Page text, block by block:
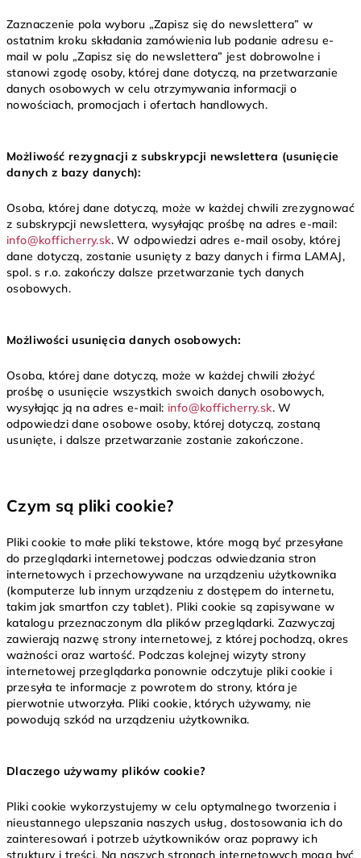
Zaznaczenie pola wyboru „Zapisz się do newslettera” w
ostatnim kroku składania zamówienia lub podanie adresu e-
mail w polu „Zapisz się do newslettera” jest dobrowolne i
stanowi zgodę osoby, której dane dotyczą, na przetwarzanie
danych osobowych w celu otrzymywania informacji o
nowościach, promocjach i ofertach handlowych.
Możliwość rezygnacji z subskrypcji newslettera (usunięcie
danych z bazy danych):
Osoba, której dane dotyczą, może w każdej chwili zrezygnować
z subskrypcji newslettera, wysyłając prośbę na adres e-mail:
info@kofficherry.sk. W odpowiedzi adres e-mail osoby, której
dane dotyczą, zostanie usunięty z bazy danych i firma LAMAJ,
spol. s r.o. zakończy dalsze przetwarzanie tych danych
osobowych.
Możliwości usunięcia danych osobowych:
Osoba, której dane dotyczą, może w każdej chwili złożyć
prośbę o usunięcie wszystkich swoich danych osobowych,
wysyłając ją na adres e-mail: info@kofficherry.sk. W
odpowiedzi dane osobowe osoby, której dotyczą, zostaną
usunięte, i dalsze przetwarzanie zostanie zakończone.
Czym są pliki cookie?
Pliki cookie to małe pliki tekstowe, które mogą być przesyłane
do przeglądarki internetowej podczas odwiedzania stron
internetowych i przechowywane na urządzeniu użytkownika
(komputerze lub innym urządzeniu z dostępem do internetu,
takim jak smartfon czy tablet). Pliki cookie są zapisywane w
katalogu przeznaczonym dla plików przeglądarki. Zazwyczaj
zawierają nazwę strony internetowej, z której pochodzą, okres
ważności oraz wartość. Podczas kolejnej wizyty strony
internetowej przeglądarka ponownie odczytuje pliki cookie i
przesyła te informacje z powrotem do strony, która je
pierwotnie utworzyła. Pliki cookie, których używamy, nie
powodują szkód na urządzeniu użytkownika.
Dlaczego używamy plików cookie?
Pliki cookie wykorzystujemy w celu optymalnego tworzenia i
nieustannego ulepszania naszych usług, dostosowania ich do
zainteresowań i potrzeb użytkowników oraz poprawy ich
struktury i treści. Na naszych stronach internetowych mogą być